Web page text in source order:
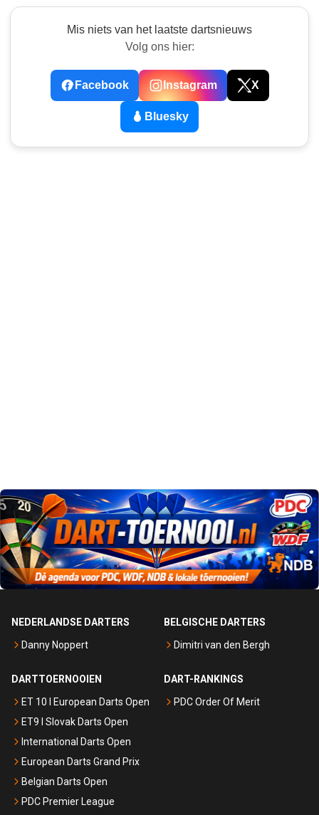
Mis niets van het laatste dartsnieuws
Volg ons hier:
Facebook Instagram X
Bluesky
NEDERLANDSE DARTERS
Danny Noppert
BELGISCHE DARTERS
Dimitri van den Bergh
DARTTOERNOOIEN
ET 10 I European Darts Open
ET9 I Slovak Darts Open
International Darts Open
European Darts Grand Prix
Belgian Darts Open
PDC Premier League
DART-RANKINGS
PDC Order Of Merit